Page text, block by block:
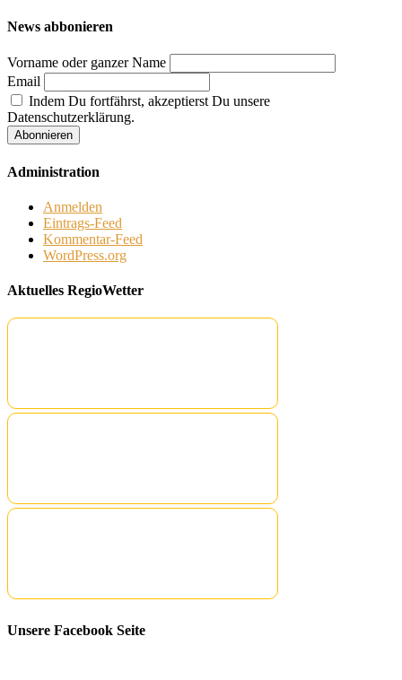
News abbonieren
Vorname oder ganzer Name
Email
Indem Du fortfährst, akzeptierst Du unsere
Datenschutzerklärung.
Administration
Anmelden
Eintrags-Feed
Kommentar-Feed
WordPress.org
Aktuelles RegioWetter
Unsere Facebook Seite